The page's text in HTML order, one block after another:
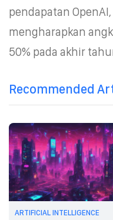
pendapatan OpenAI,
mengharapkan
50% pada akhir
Recommended
ARTIFICIAL INTELLIGENCE